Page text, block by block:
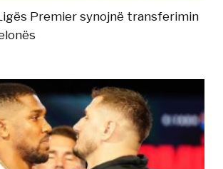
Premier synojnë transferimin